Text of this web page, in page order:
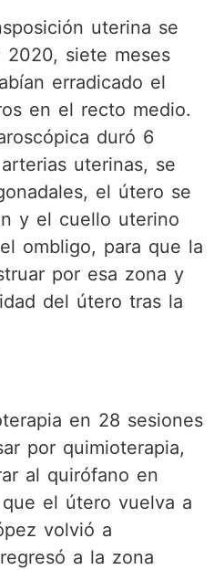
uterina se
siete meses
erradicado el
en el recto medio.
duró 6
uterinas, se
el útero se
y el cuello uterino
ombligo, para que la
por esa zona y
del útero tras la
en 28 sesiones
por quimioterapia,
al quirófano en
el útero vuelva a
volvió a
a la zona